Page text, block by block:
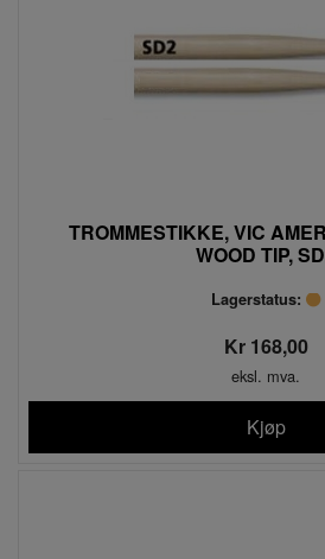
TROMMESTIKKE, VIC
WOOD TIP,
Lagerstatus:
Kr 168,00
eksl. mva.
Kjøp